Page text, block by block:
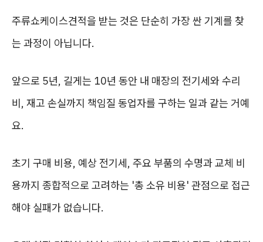
주류쇼케이스견적을 받는 것은 단순히 가장 싼 기계를 찾
는 과정이 아닙니다.
앞으로 5년, 길게는 10년 동안 내 매장의 전기세와 수리
비, 재고 손실까지 책임질 동업자를 구하는 일과 같는 거예
요.
초기 구매 비용, 예상 전기세, 주요 부품의 수명과 교체 비
용까지 종합적으로 고려하는 '총 소유 비용' 관점으로 접근
해야 실패가 없습니다.